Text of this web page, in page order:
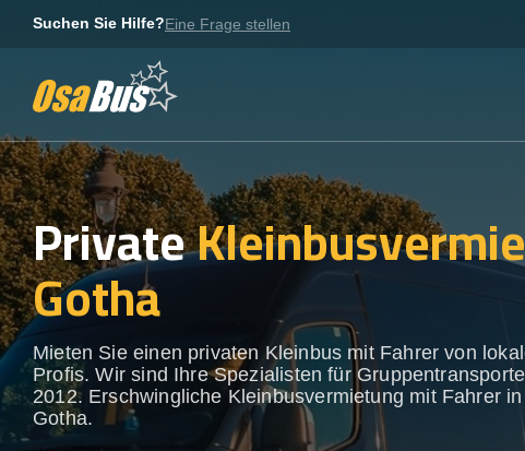
Suchen Sie Hilfe?Eine Frage stellen
Private
Gotha
Mieten Sie einen privaten Kleinbus mit Fahrer von
Profis. Wir sind Ihre Spezialisten für
2012. Erschwingliche Kleinbusvermietung mit Fahrer in
Gotha.